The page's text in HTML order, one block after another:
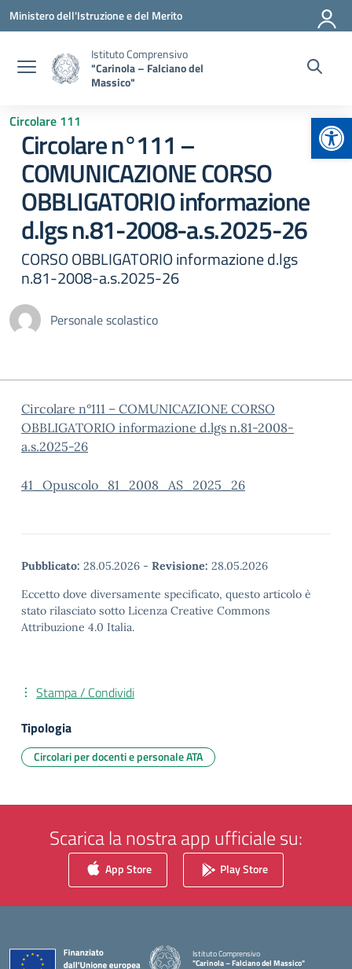
Vai ai contenuti
Vai al menu di navigazione
Vai al footer
Ministero dell'Istruzione e del Merito
Istituto Comprensivo
"Carinola – Falciano del
Massico"
Circolare 111
Circolare n°111 –
COMUNICAZIONE CORSO
OBBLIGATORIO informazione
d.lgs n.81-2008-a.s.2025-26
CORSO OBBLIGATORIO informazione d.lgs
n.81-2008-a.s.2025-26
Personale scolastico
Circolare n°111 – COMUNICAZIONE CORSO
OBBLIGATORIO informazione d.lgs n.81-2008-
a.s.2025-26
41_Opuscolo_81_2008_AS_2025_26
Pubblicato: 28.05.2026 - Revisione: 28.05.2026
Eccetto dove diversamente specificato, questo articolo è
stato rilasciato sotto Licenza Creative Commons
Attribuzione 4.0 Italia.
Stampa / Condividi
Tipologia
Circolari per docenti e personale ATA
Scarica la nostra app ufficiale su:
App Store Play Store
Istituto Comprensivo
"Carinola – Falciano del Massico"